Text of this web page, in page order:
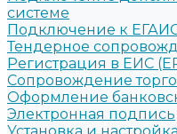
системе
Подключение к
Тендерное
Регистрация в ЕИС
Сопровождение
Оформление
Электронная подпись